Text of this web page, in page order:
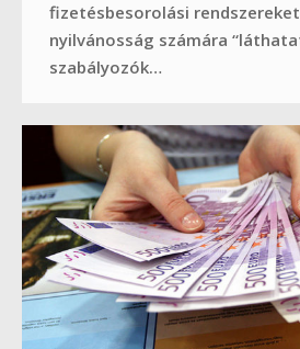
fizetésbesorolási
nyilvánosság számára
szabályozók…